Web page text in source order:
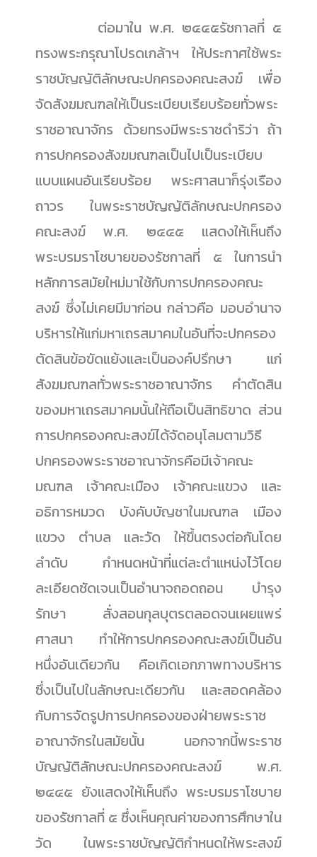
ต่อมาใน พ.ศ. ๒๔๔๕รัชกาลที่ ๕
ทรงพระกรุณาโปรดเกล้าฯ ให้ประกาศใช้พระ
ราชบัญญัติลักษณะปกครองคณะสงฆ์ เพื่อ
จัดสังฆมณฑลให้เป็นระเบียบเรียบร้อยทั่วพระ
ราชอาณาจักร ด้วยทรงมีพระราชดำริว่า ถ้า
การปกครองสังฆมณฑลเป็นไปเป็นระเบียบ
แบบแผนอันเรียบร้อย พระศาสนาก็รุ่งเรือง
ถาวร ในพระราชบัญญัติลักษณะปกครอง
คณะสงฆ์ พ.ศ. ๒๔๔๕ แสดงให้เห็นถึง
พระบรมราโชบายของรัชกาลที่ ๕ ในการนำ
หลักการสมัยใหม่มาใช้กับการปกครองคณะ
สงฆ์ ซึ่งไม่เคยมีมาก่อน กล่าวคือ มอบอำนาจ
บริหารให้แก่มหาเถรสมาคมในอันที่จะปกครอง
ตัดสินข้อขัดแย้งและเป็นองค์ปรึกษา แก่
สังฆมณฑลทั่วพระราชอาณาจักร คำตัดสิน
ของมหาเถรสมาคมนั้นให้ถือเป็นสิทธิขาด ส่วน
การปกครองคณะสงฆ์ได้จัดอนุโลมตามวิธี
ปกครองพระราชอาณาจักรคือมีเจ้าคณะ
มณฑล เจ้าคณะเมือง เจ้าคณะแขวง และ
อธิการหมวด บังคับบัญชาในมณฑล เมือง
แขวง ตำบล และวัด ให้ขึ้นตรงต่อกันโดย
ลำดับ กำหนดหน้าที่แต่ละตำแหน่งไว้โดย
ละเอียดชัดเจนเป็นอำนาจถอดถอน บำรุง
รักษา สั่งสอนกุลบุตรตลอดจนเผยแพร่
ศาสนา ทำให้การปกครองคณะสงฆ์เป็นอัน
หนึ่งอันเดียวกัน คือเกิดเอกภาพทางบริหาร
ซึ่งเป็นไปในลักษณะเดียวกัน และสอดคล้อง
กับการจัดรูปการปกครองของฝ่ายพระราช
อาณาจักรในสมัยนั้น นอกจากนี้พระราช
บัญญัติลักษณะปกครองคณะสงฆ์ พ.ศ.
๒๔๔๕ ยังแสดงให้เห็นถึง พระบรมราโชบาย
ของรัชกาลที่ ๕ ซึ่งเห็นคุณค่าของการศึกษาใน
วัด ในพระราชบัญญัติกำหนดให้พระสงฆ์